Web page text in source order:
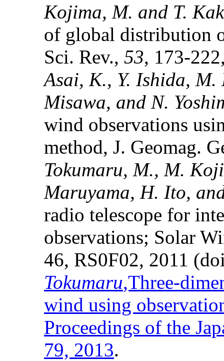
Kojima, M. and T.
of global distribution
Sci. Rev., 53, 173-
Asai, K., Y. Ishida,
Misawa, and N.
wind observations
method, J. Geomag.
Tokumaru, M., M.
Maruyama, H. Ito,
radio telescope for
observations; Solar
46, RS0F02, 2011
Tokumaru,Three-
wind using
Proceedings of the
79, 2013.